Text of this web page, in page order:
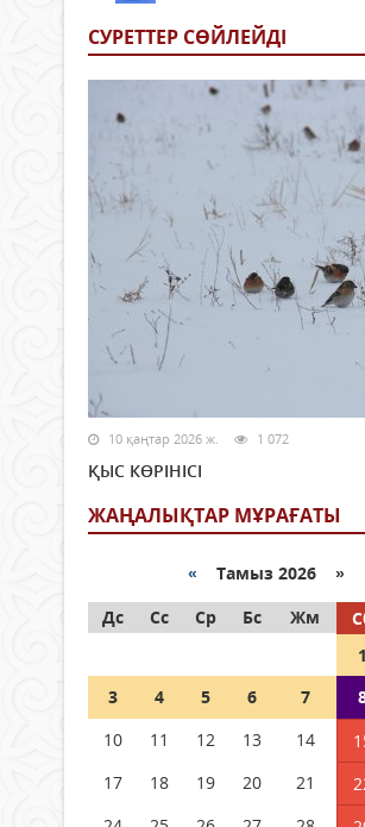
СУРЕТТЕР СӨЙЛЕЙДI
10 қаңтар 2026 ж. 1 072
ҚЫС КӨРІНІСІ
ЖАҢАЛЫҚТАР МҰРАҒАТЫ
« Тамыз 2026 »
Дс
Сс Ср Бс Жм
1
3
4 5 6 7
10
11 12 13 14
17
18 19 20 21